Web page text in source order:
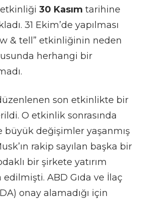
30 Kasım tarihine
31 Ekim’de yapılması
& tell” etkinliğinin neden
herhangi bir
son etkinlikte bir
O etkinlik sonrasında
büyük değişimler yaşanmış
rakip sayılan başka bir
bir şirkete yatırım
edilmişti. ABD Gıda ve İlaç
onay alamadığı için